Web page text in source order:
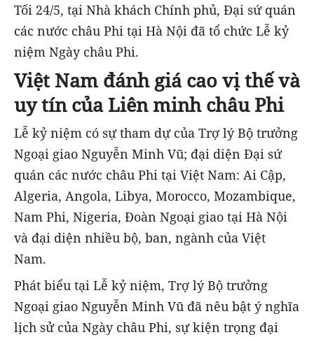
Tối 24/5, tại Nhà khách Chính phủ, Đại sứ quán
các nước châu Phi tại Hà Nội đã tổ chức Lễ kỷ
niệm Ngày châu Phi.
Việt Nam đánh giá cao vị thế và
uy tín của Liên minh châu Phi
Lễ kỷ niệm có sự tham dự của Trợ lý Bộ trưởng
Ngoại giao Nguyễn Minh Vũ; đại diện Đại sứ
quán các nước châu Phi tại Việt Nam: Ai Cập,
Algeria, Angola, Libya, Morocco, Mozambique,
Nam Phi, Nigeria, Đoàn Ngoại giao tại Hà Nội
và đại diện nhiều bộ, ban, ngành của Việt
Nam.
Phát biểu tại Lễ kỷ niệm, Trợ lý Bộ trưởng
Ngoại giao Nguyễn Minh Vũ đã nêu bật ý nghĩa
lịch sử của Ngày châu Phi, sự kiện trọng đại